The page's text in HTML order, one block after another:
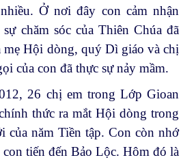
Ở nơi đây con cảm nhận
chăm sóc của Thiên Chúa đã
mẹ Hội dòng, quý Dì giáo và chị
của con đã thực sự nảy mầm.
26 chị em trong Lớp Gioan
thức ra mắt Hội dòng trong
của năm Tiền tập. Con còn nhớ
tiến đến Bảo Lộc. Hôm đó là